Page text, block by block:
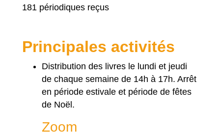
181 périodiques reçus
Principales activités
Distribution des livres le lundi et jeudi
de chaque semaine de 14h à 17h. Arrêt
en période estivale et période de fêtes
de Noël.
Zoom